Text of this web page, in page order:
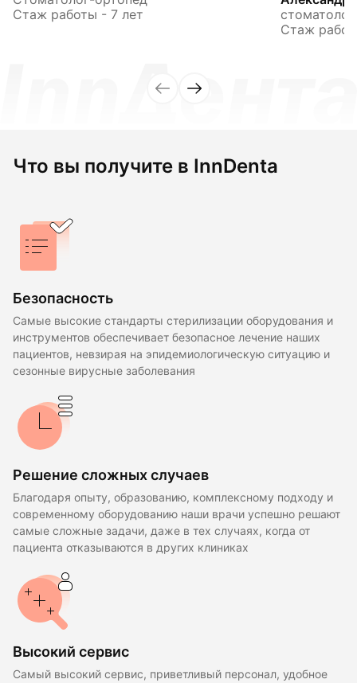
Стаж работы - 7 лет
Стаж
Что вы получите в InnDenta
Безопасность
Самые высокие стандарты стерилизации оборудования и
инструментов обеспечивает безопасное лечение наших
пациентов, невзирая на эпидемиологическую ситуацию и
сезонные вирусные заболевания
Решение сложных случаев
Благодаря опыту, образованию, комплексному подходу и
современному оборудованию наши врачи успешно решают
самые сложные задачи, даже в тех случаях, когда от
пациента отказываются в других клиниках
Высокий сервис
Самый высокий сервис, приветливый персонал, удобное